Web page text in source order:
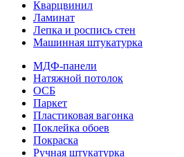
Кварцвинил
Ламинат
Лепка и роспись стен
Машинная штукатурка
МДФ-панели
Натяжной потолок
ОСБ
Паркет
Пластиковая вагонка
Поклейка обоев
Покраска
Ручная штукатурка